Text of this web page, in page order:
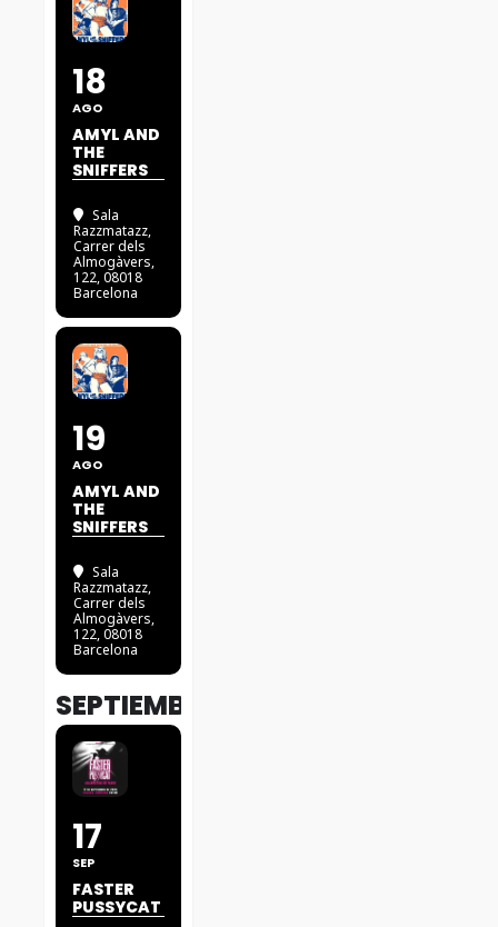
18
AGO
AMYL AND
THE
SNIFFERS
Sala
Razzmatazz,
Carrer dels
Almogàvers,
122, 08018
Barcelona
19
AGO
AMYL AND
THE
SNIFFERS
Sala
Razzmatazz,
Carrer dels
Almogàvers,
122, 08018
Barcelona
SEPTIEMBRE
17
SEP
FASTER
PUSSYCAT